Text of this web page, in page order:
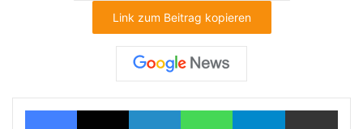
Link zum Beitrag kopieren
FacebookX LinkedIn WhatsAppTelegramTeilen via E-Mail